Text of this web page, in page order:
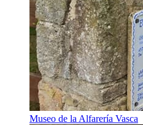
Museo de la Alfarería Vasca